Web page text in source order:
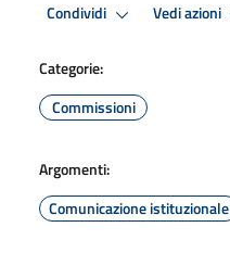
Condividi Vedi azioni
Categorie:
Commissioni
Argomenti:
Comunicazione istituzionale